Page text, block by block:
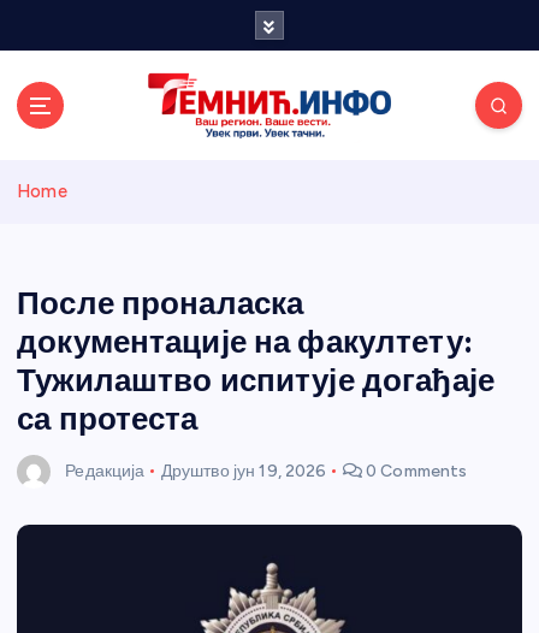
и портал
Home
После проналаска
документације на факултету:
Тужилаштво испитује догађаје
са протеста
Редакција Друштво јун 19, 2026 0 Comments